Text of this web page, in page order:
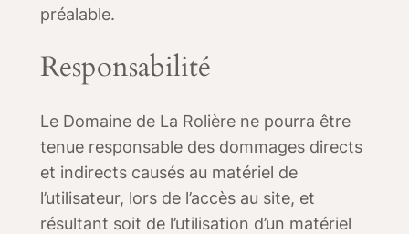
préalable.
Responsabilité
Le Domaine de La Rolière ne pourra être
tenue responsable des dommages directs
et indirects causés au matériel de
l’utilisateur, lors de l’accès au site, et
résultant soit de l’utilisation d’un matériel